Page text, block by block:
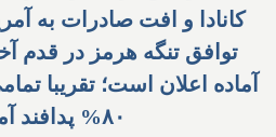
کانادا و افت صادرات به
توافق تنگه هرمز در قدم
آماده اعلان است؛ تقریبا
۸۰% پدافند آمریکا صرف ایران شده